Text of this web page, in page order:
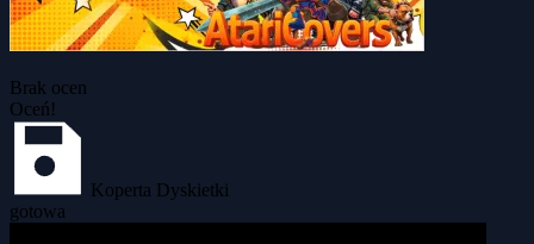
Brak ocen
Oceń!
Koperta Dyskietki
gotowa